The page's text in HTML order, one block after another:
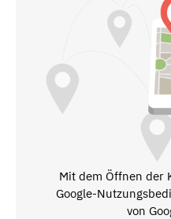
Mit dem Öffnen der
Google-
von